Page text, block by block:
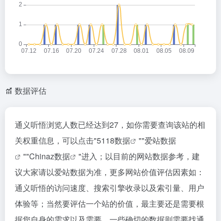
数据评估
通义听悟浏览人数已经达到27，如你需要查询该站的相
关权重信息，可以点击"5118数据 ""爱站数据
""Chinaz数据
"进入；以目前的网站数据参考，建
议大家请以爱站数据为准，更多网站价值评估因素如：
通义听悟的访问速度、搜索引擎收录以及索引量、用户
体验等；当然要评估一个站的价值，最主要还是需要根